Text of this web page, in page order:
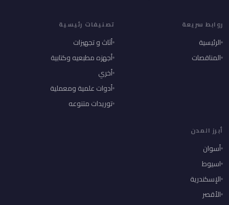
روابط سريعة
الرئيسية
المناقصات
تصنيفات رئيسية
أثاث و تجهيزات
أجهزه مطبعيه وكتابية
أخري
أدوات علمية ومعملية
توريدات متنوعه
أبرز المدن
أسوان
اسيوط
الإسكندرية
الأقصر